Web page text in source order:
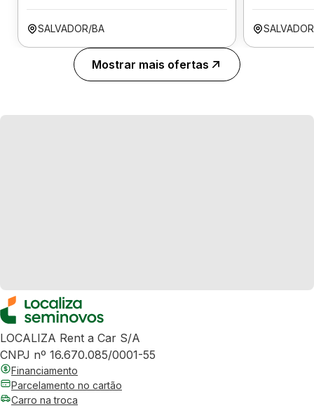
SALVADOR/BA
Mostrar mais ofertas
LOCALIZA Rent a Car S/A
CNPJ nº 16.670.085/0001-55
Financiamento
Parcelamento no cartão
Carro na troca